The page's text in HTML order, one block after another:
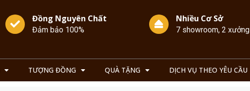
Đồng Nguyên Chất
Đảm bảo 100%
Nhiều Cơ Sở
7 showroom, 2 xưởng
TƯỢNG ĐỒNG QUÀ TẶNG DỊCH VỤ THEO YÊU CẦU